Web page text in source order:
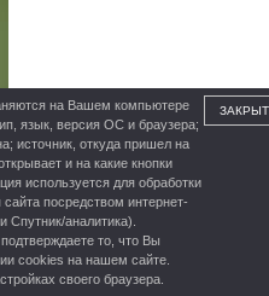
на Вашем компьютере
язык, версия ОС и браузера;
источник, откуда пришел на
и на какие кнопки
используется для обработки
посредством интернет-
Спутник/аналитика).
то, что Вы
cookies на нашем сайте.
своего браузера.